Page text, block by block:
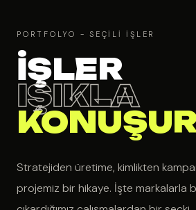
PORTFOLYO - SEÇILI İŞLER
İŞLER
IŞIKLA
Stratejiden üretime, kimlikten
projemiz bir hikaye. İşte markalarla